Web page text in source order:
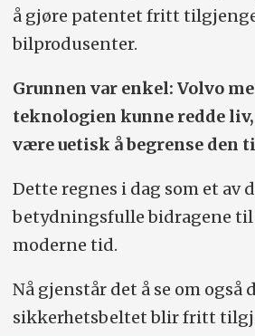
å gjøre patentet fritt
bilprodusenter.
Grunnen var enkel: Volvo
teknologien kunne redde
være uetisk å begrense den
Dette regnes i dag som et av
betydningsfulle bidragene
moderne tid.
Nå gjenstår det å se om
sikkerhetsbeltet blir fritt